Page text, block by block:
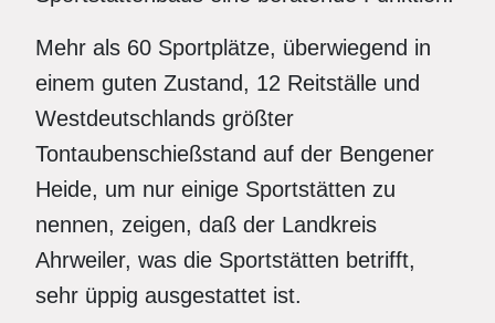
Mehr als 60 Sportplätze, überwiegend in
einem guten Zustand, 12 Reitställe und
Westdeutschlands größter
Tontaubenschießstand auf der Bengener
Heide, um nur einige Sportstätten zu
nennen, zeigen, daß der Landkreis
Ahrweiler, was die Sportstätten betrifft,
sehr üppig ausgestattet ist.